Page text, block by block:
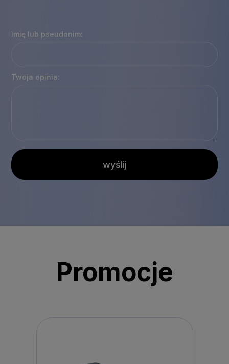
Imię lub pseudonim:
Twoja opinia:
wyślij
Promocje